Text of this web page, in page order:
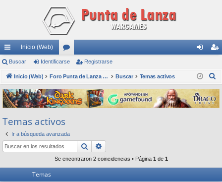
nl
ac
es
rá
pi
do
s
Inicio (Web)
or
os nti
fic
ar
ist
ra
rs
Buscar Identificarse Registrarse
Inicio (Web) Foro Punta de Lanza Wargames Buscar Temas activos
s
c
Temas activos
Ir a búsqueda avanzada
Buscar
Se encontraron 2 coincidencias • Página 1 de 1
Temas